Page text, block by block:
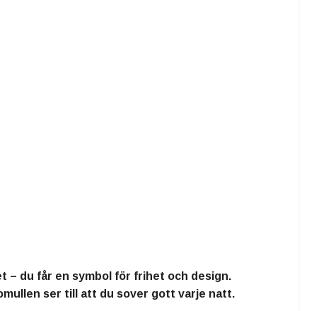
– du får en symbol för frihet och design.
ser till att du sover gott varje natt.